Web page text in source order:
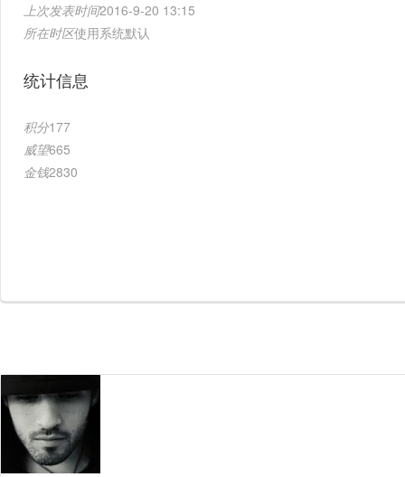
上次发表时间2016-9-20 13:15
所在时区使用系统默认
统计信息
积分177
威望665
金钱2830